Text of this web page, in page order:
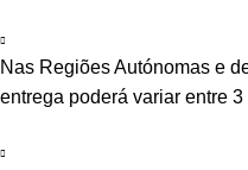
Nas Regiões Autónomas e
entrega poderá variar entre